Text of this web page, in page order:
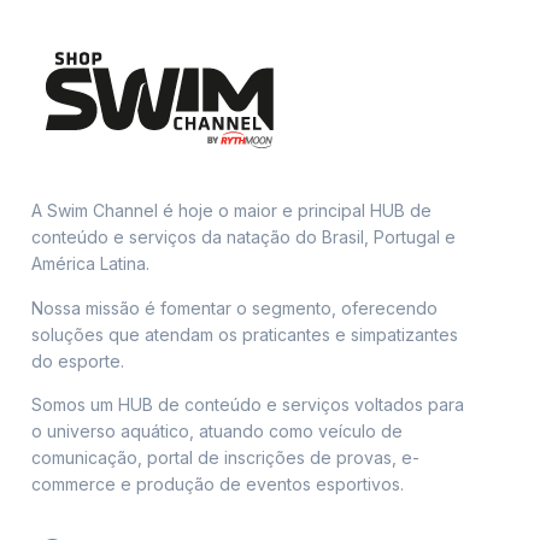
A Swim Channel é hoje o maior e principal HUB de
conteúdo e serviços da natação do Brasil, Portugal e
América Latina.
Nossa missão é fomentar o segmento, oferecendo
soluções que atendam os praticantes e simpatizantes
do esporte.
Somos um HUB de conteúdo e serviços voltados para
o universo aquático, atuando como veículo de
comunicação, portal de inscrições de provas, e-
commerce e produção de eventos esportivos.